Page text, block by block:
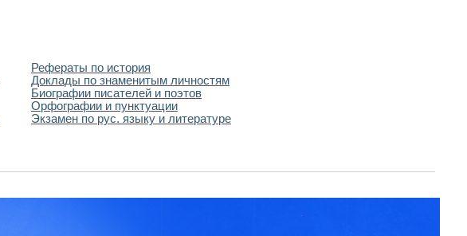
Рефераты по история
Доклады по знаменитым личностям
Биографии писателей и поэтов
Орфографии и пунктуации
Экзамен по рус. языку и литературе